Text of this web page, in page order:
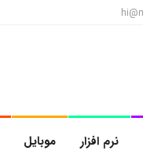
نرم افزار موبایل